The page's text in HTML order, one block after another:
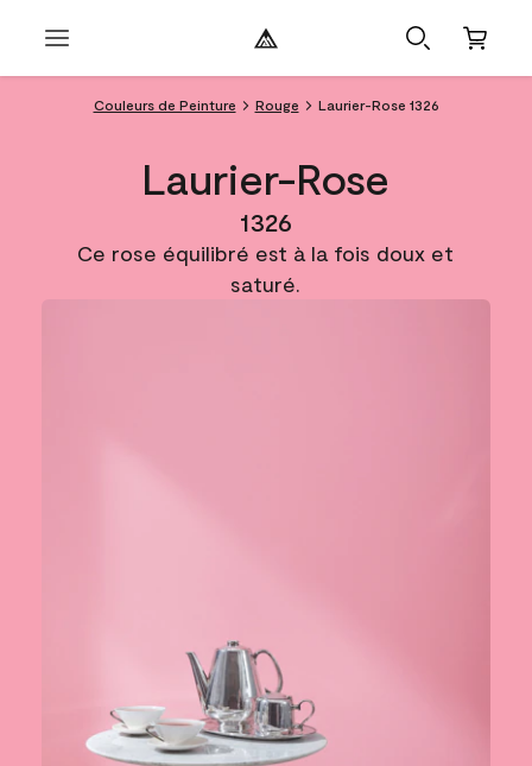
Couleurs de Peinture Rouge Laurier-Rose 1326
Laurier-Rose
1326
Ce rose équilibré est à la fois doux et
saturé.